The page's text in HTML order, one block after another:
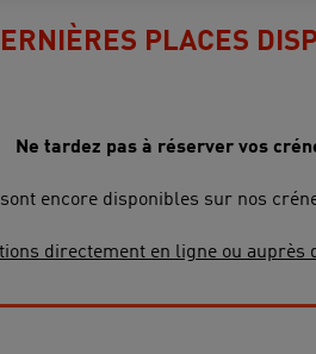
PLACES
Ne tardez pas à réserver vos
encore disponibles sur nos
directement en ligne ou auprès